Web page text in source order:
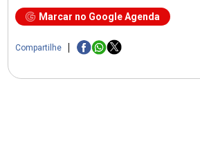
Marcar no Google Agenda
Compartilhe